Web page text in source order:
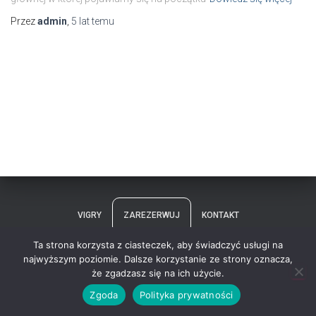
Przezadmin 5 lattemu
VIGRY ZAREZERWUJ KONTAKT
POLITYKA PRYWATNOŚCI /VIGRYVR
Hestia | Stworzone przezThemeIsle
Ta strona korzysta z ciasteczek, aby świadczyć usługi na
najwyższym poziomie. Dalsze korzystanie ze strony oznacza,
że zgadzasz się na ich użycie.
Zgoda
Polityka prywatności